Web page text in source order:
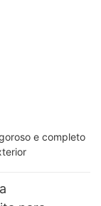
e completo